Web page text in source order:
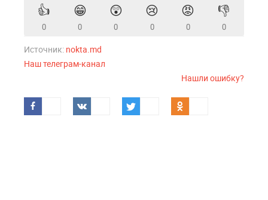
👍
0
😁
0
😲
0
😢
0
😡
0
👎
0
Источник: nokta.md
Наш телеграм-канал
Нашли ошибку?